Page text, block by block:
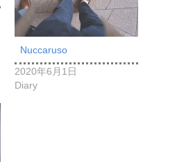
Nuccaruso
2020年6月1日
Diary